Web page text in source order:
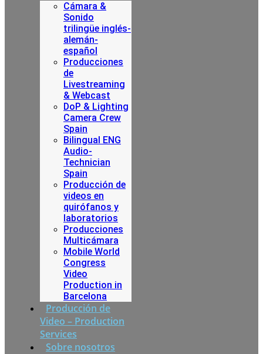
Cámara &
Sonido
trilingüe inglés-
alemán-
español
Producciones
de
Livestreaming
& Webcast
DoP & Lighting
Camera Crew
Spain
Bilingual ENG
Audio-
Technician
Spain
Producción de
videos en
quirófanos y
laboratorios
Producciones
Multicámara
Mobile World
Congress
Video
Production in
Barcelona
Producción de
Video – Production
Services
Sobre nosotros